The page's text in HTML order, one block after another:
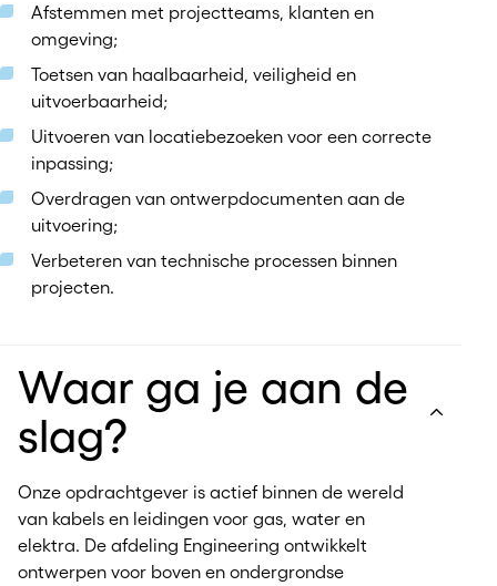
Afstemmen met projectteams, klanten en
omgeving;
Toetsen van haalbaarheid, veiligheid en
uitvoerbaarheid;
Uitvoeren van locatiebezoeken voor een correcte
inpassing;
Overdragen van ontwerpdocumenten aan de
uitvoering;
Verbeteren van technische processen binnen
projecten.
Waar ga je aan de
slag?
Onze opdrachtgever is actief binnen de wereld
van kabels en leidingen voor gas, water en
elektra. De afdeling Engineering ontwikkelt
ontwerpen voor boven en ondergrondse